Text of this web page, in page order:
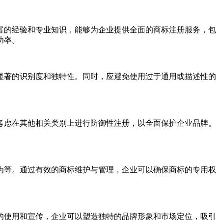
经验和专业知识，能够为企业提供全面的商标注册服务，包
。
的识别度和独特性。同时，应避免使用过于通用或描述性的
在其他相关类别上进行防御性注册，以全面保护企业品牌。
。通过有效的商标维护与管理，企业可以确保商标的专用权
用和宣传，企业可以塑造独特的品牌形象和市场定位，吸引